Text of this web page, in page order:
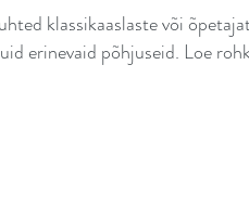
klassikaaslaste või
erinevaid põhjuseid. Loe